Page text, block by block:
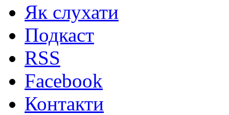
Як слухати
Подкаст
RSS
Facebook
Контакти